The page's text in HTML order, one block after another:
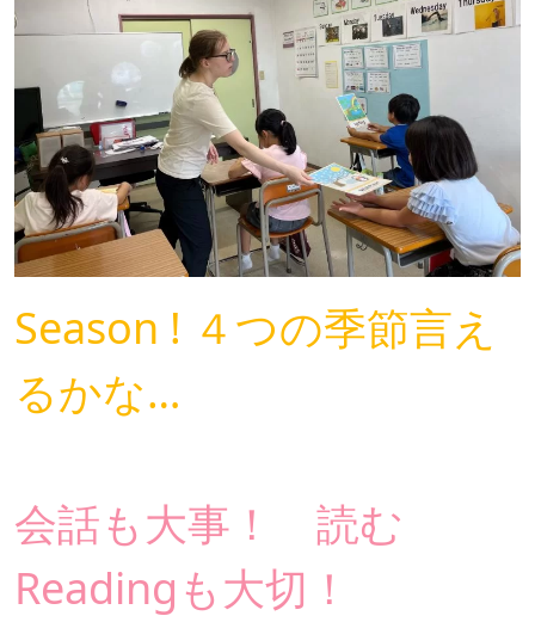
Season ! ４つの季節言え
るかな…
会話も大事！ 読む
Readingも大切！